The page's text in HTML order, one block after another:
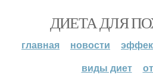
ДИЕТА ДЛЯ
главная новости
виды диет